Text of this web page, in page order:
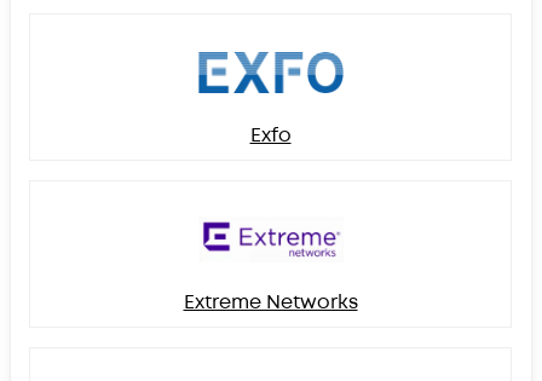
Exfo
Extreme Networks